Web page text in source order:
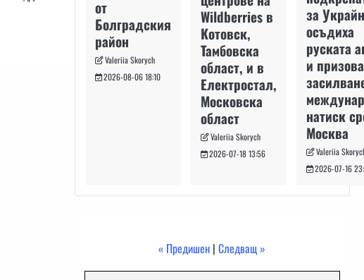
от
Болградския
район
Valeriia Skorych
2026-08-06 18:10
Wildberries в
Котовск,
Тамбовска
област, и в
Електростал,
Московска
област
Valeriia Skorych
2026-07-18 13:56
за
осъдиха
руската
и
натиск
Москва
Valeriia
2026-07-16
« Предишен |Следващ »